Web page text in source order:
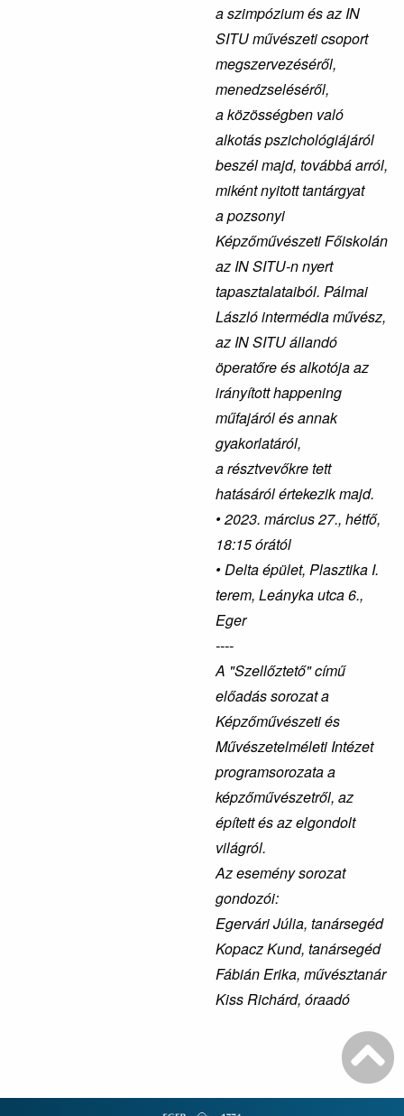
a szimpózium és az IN
SITU művészeti csoport
megszervezéséről,
menedzseléséről,
a közösségben való
alkotás pszichológiájáról
beszél majd, továbbá arról,
miként nyitott tantárgyat
a pozsonyi
Képzőművészeti Főiskolán
az IN SITU-n nyert
tapasztalataiból. Pálmai
László intermédia művész,
az IN SITU állandó
öperatőre és alkotója az
irányított happening
műfajáról és annak
gyakorlatáról,
a résztvevőkre tett
hatásáról értekezik majd.
• 2023. március 27., hétfő,
18:15 órától
• Delta épület, Plasztika I.
terem, Leányka utca 6.,
Eger
----
A "Szellőztető" című
előadás sorozat a
Képzőművészeti és
Művészetelméleti Intézet
programsorozata a
képzőművészetről, az
épített és az elgondolt
világról.
Az esemény sorozat
gondozói:
Egervári Júlia, tanársegéd
Kopacz Kund, tanársegéd
Fábián Erika, művésztanár
Kiss Richárd, óraadó